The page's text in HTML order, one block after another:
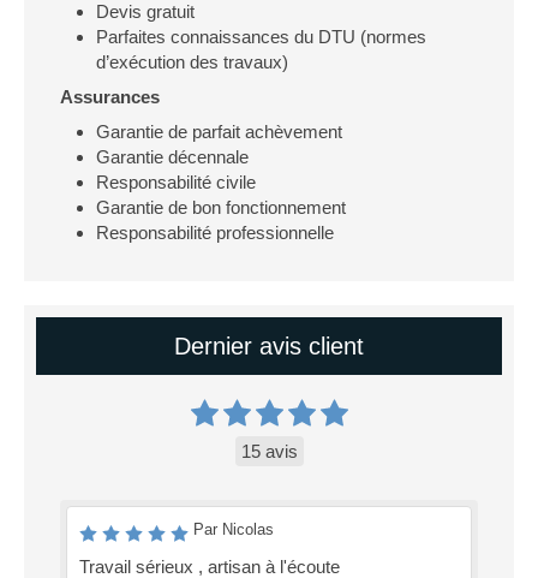
Devis gratuit
Parfaites connaissances du DTU (normes
d’exécution des travaux)
Assurances
Garantie de parfait achèvement
Garantie décennale
Responsabilité civile
Garantie de bon fonctionnement
Responsabilité professionnelle
Dernier avis client
15 avis
Par Nicolas
Travail sérieux , artisan à l'écoute